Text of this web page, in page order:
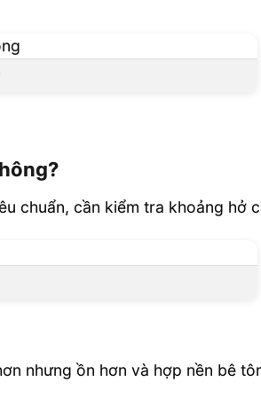
chuẩn, cần kiểm tra khoảng hở
nhưng ồn hơn và hợp nền bê